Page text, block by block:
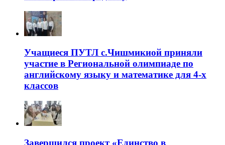
Учащиеся ПУТЛ с.Чишмикиой приняли
участие в Региональной олимпиаде по
английскому языку и математике для 4-х
классов
Завершился проект «Единство в